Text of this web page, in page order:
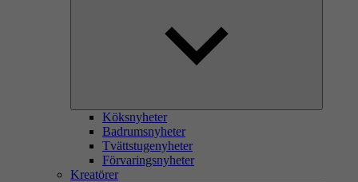
Köksnyheter
Badrumsnyheter
Tvättstugenyheter
Förvaringsnyheter
Kreatörer